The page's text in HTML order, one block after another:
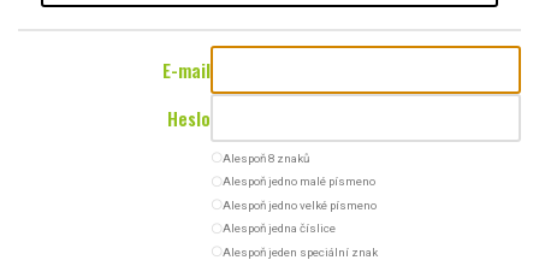
E-mail
Heslo
radio_button_uncheckedAlespoň 8 znaků
radio_button_uncheckedAlespoň jedno malé písmeno
radio_button_uncheckedAlespoň jedno velké písmeno
radio_button_uncheckedAlespoň jedna číslice
radio_button_uncheckedAlespoň jeden speciální znak